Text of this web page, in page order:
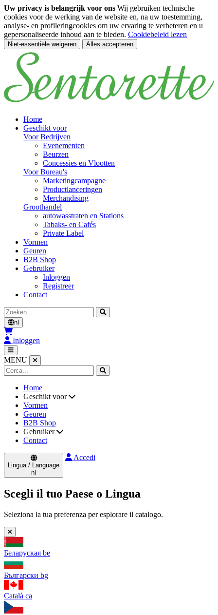
Uw privacy is belangrijk voor ons Wij gebruiken technische
cookies voor de werking van de website en, na uw toestemming,
analyse- en profileringcookies om uw ervaring te verbeteren en u
gepersonaliseerde inhoud aan te bieden. Cookiebeleid lezen
Niet-essentiële weigeren Alles accepteren
Ga naar de hoofdinhoud
Home
Geschikt voor
Voor Bedrijven
Evenementen
Beurzen
Concessies en Vlootten
Voor Bureau's
Marketingcampagne
Productlanceringen
Merchandising
Groothandel
autowasstraten en Stations
Tabaks- en Cafés
Private Label
Vormen
Geuren
B2B Shop
Gebruiker
Inloggen
Registreer
Contact
Zoeken
nl
Inloggen
MENU
Home
Geschikt voor
Vormen
Geuren
B2B Shop
Gebruiker
Contact
Lingua / Language
nl
Accedi
Scegli il tuo Paese o Lingua
Seleziona la tua preferenza per esplorare il catalogo.
Беларуская be
Български bg
Català ca